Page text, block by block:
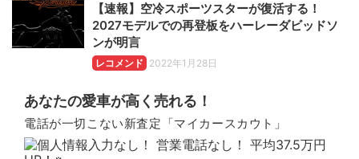
【速報】空冷スポーツスターが復活する！
2027モデルでの再登板をハーレーダビッドソ
ンが明言
レコメンド 2022年1月28日
あなたの愛車が高く売れる！
電話が一切こない新査定「マイカースカウト」